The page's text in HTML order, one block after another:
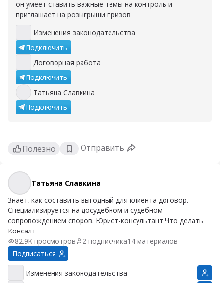
он умеет ставить важные темы на контроль и
приглашает на розыгрыши призов
Изменения законодательства
Изменения законодательства
Подключить
Договорная работа
Договорная работа
Подключить
Татьяна Славкина
Татьяна Славкина
Подключить
Полезно Отправить
Татьяна Славкина
Татьяна Славкина
Знает, как составить выгодный для клиента договор.
Специализируется на досудебном и судебном
сопровождением споров. Юрист-консультант Что делать
Консалт
82.9K просмотров
2 подписчика14 материалов
Подписаться
Изменения законодательства
Изменения законодательства